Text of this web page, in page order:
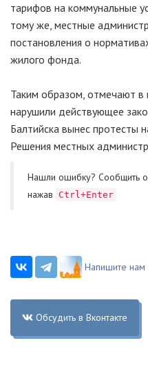
тарифов на коммунальные
тому же, местные
постановления о
жилого фонда.
Таким образом, отмечают в
нарушили действующее
Балтийска вынес протесты
Решения местных
Нашли ошибку? Cообщить
нажав
Ctrl+Enter
Напишите нам
Обсудить в Вконтакте